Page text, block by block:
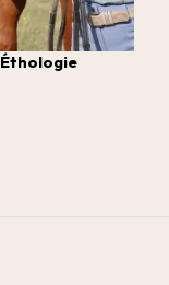
Éthologie